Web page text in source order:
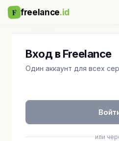
F freelance.id
Вход в Freelance
Один аккаунт для всех
или